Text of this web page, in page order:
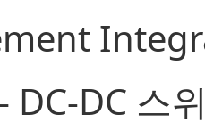
DC-DC 스